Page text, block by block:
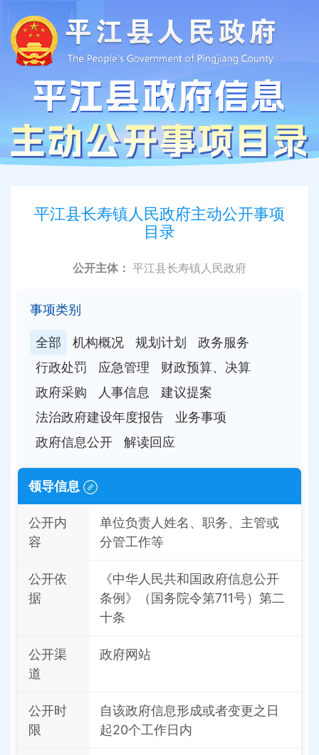
平江县长寿镇人民政府主动公开事项
目录
公开主体： 平江县长寿镇人民政府
事项类别
全部 机构概况 规划计划
政务服务
行政处罚
应急管理
财政预算、决算
政府采购
人事信息
建议提案
法治政府建设年度报告
业务事项
政府信息公开
解读回应
领导信息
公开内
容
单位负责人姓名、职务、主管或
分管工作等
公开依
据
《中华人民共和国政府信息公开
条例》（国务院令第711号）第二
十条
公开渠
道
政府网站
公开时
限
自该政府信息形成或者变更之日
起20个工作日内